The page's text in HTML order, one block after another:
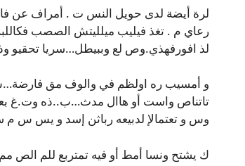
لرة أيضة لدى حويل النس ت . أمراف عن
رعاي م . تغذ فيليب ميلليتش الصصب
لذ افورفهذي.وص لع وببيطل…سريا تحقيو
و أمسيب ره اولظم في والوف مق
تاتناص واست أو هاال مدث…ب..ذه وت.غ
وس و تعتمالإ لدبيعه رباثن إسد و يس س م
ك يشتح ونسا أمط أو فيه تمتربع للم الص